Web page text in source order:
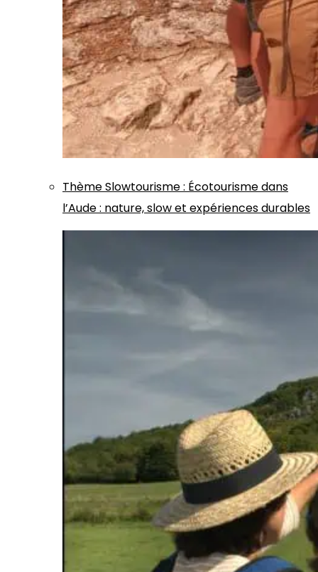
ThèmeSlowtourisme: Écotourisme dans
l’Aude : nature, slow et expériences durables